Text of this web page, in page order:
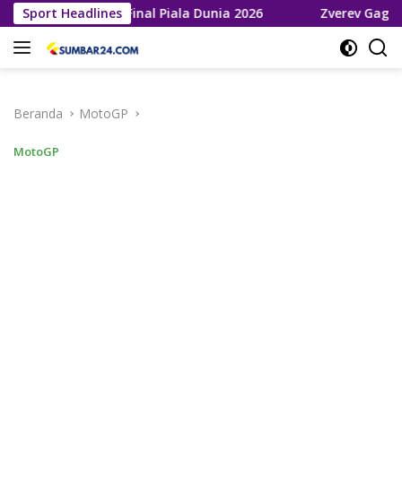
Langsung
ke
konten
Sport Headlines
ke Final Piala Dunia 2026 Zverev Gagal Juara di
Beranda MotoGP
MotoGP